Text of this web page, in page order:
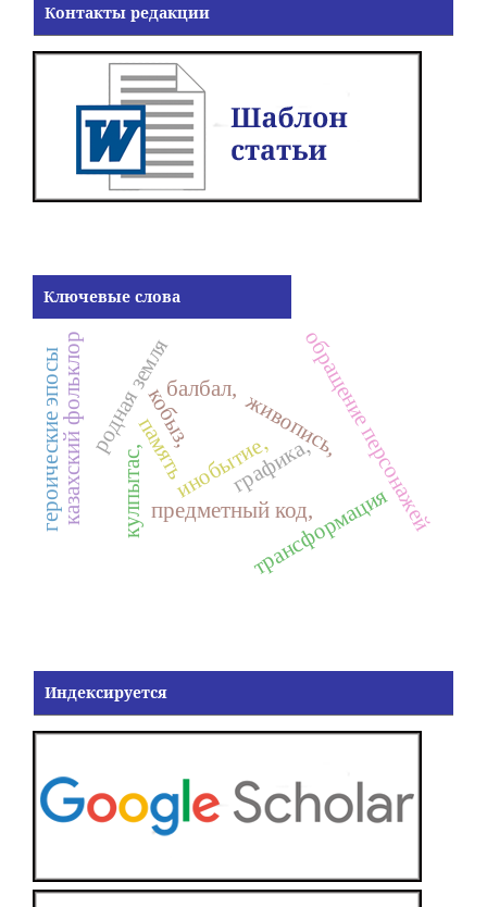
Контакты редакции
Ключевые слова
живопись,
графика,
кобыз,
балбал,
кулпытас, предметный код,
инобытие,
память
трансформация
обращение персонажей
родная земля
казахский фольклор
героические эпосы
Индексируется